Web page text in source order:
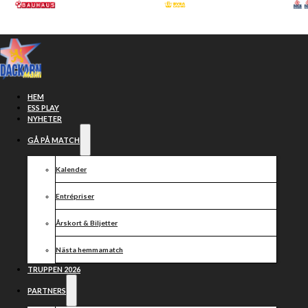
Hoppa till huvudinnehåll
HEM
ESS PLAY
NYHETER
GÅ PÅ MATCH
Kalender
Entrépriser
Årskort & Biljetter
Nästa hemmamatch
TRUPPEN 2026
PARTNERS
Storseger